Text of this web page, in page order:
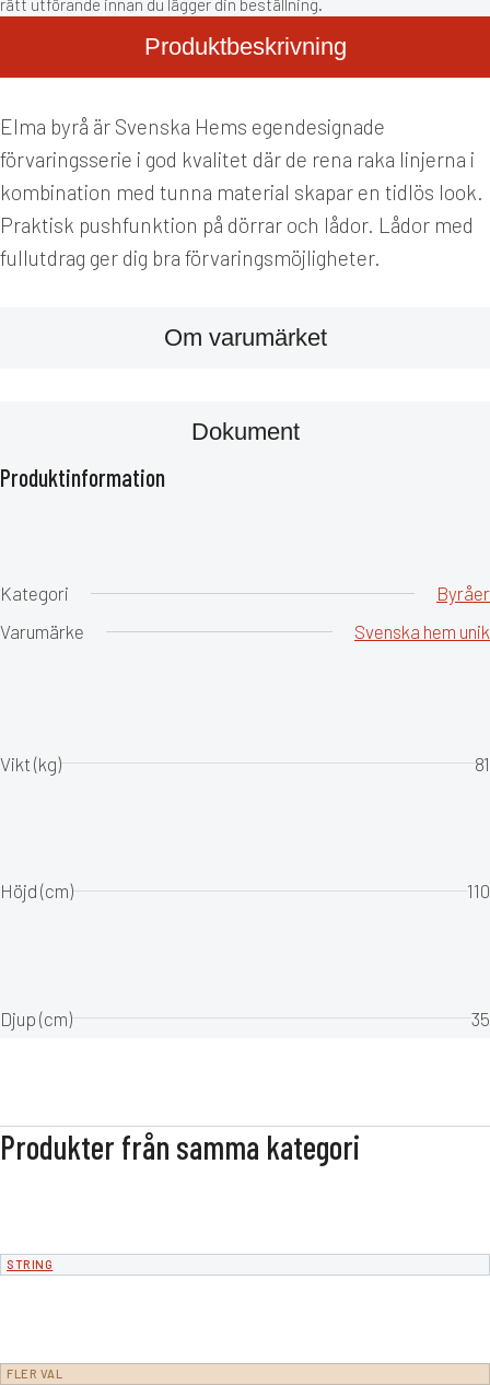
rätt utförande innan du lägger din beställning.
Produktbeskrivning
Om varumärket
Dokument
Elma byrå är Svenska Hems egendesignade
förvaringsserie i god kvalitet där de rena raka linjerna i
kombination med tunna material skapar en tidlös look.
Praktisk pushfunktion på dörrar och lådor. Lådor med
fullutdrag ger dig bra förvaringsmöjligheter.
Produktinformation
Kategori
Byråer
Varumärke
Svenska hem unik
Vikt (kg) 81
Höjd (cm) 110
Djup (cm) 35
Produkter från samma kategori
STRING
FLER VAL